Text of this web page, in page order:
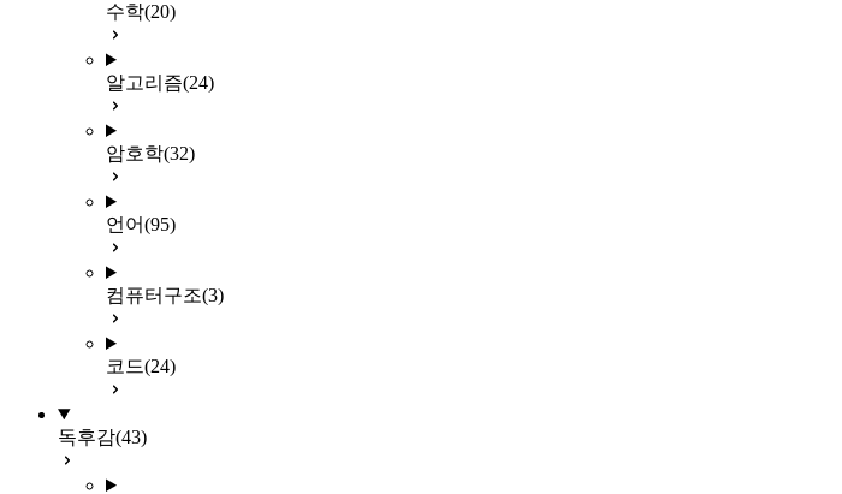
수학(20)
알고리즘(24)
암호학(32)
언어(95)
컴퓨터구조(3)
코드(24)
독후감(43)